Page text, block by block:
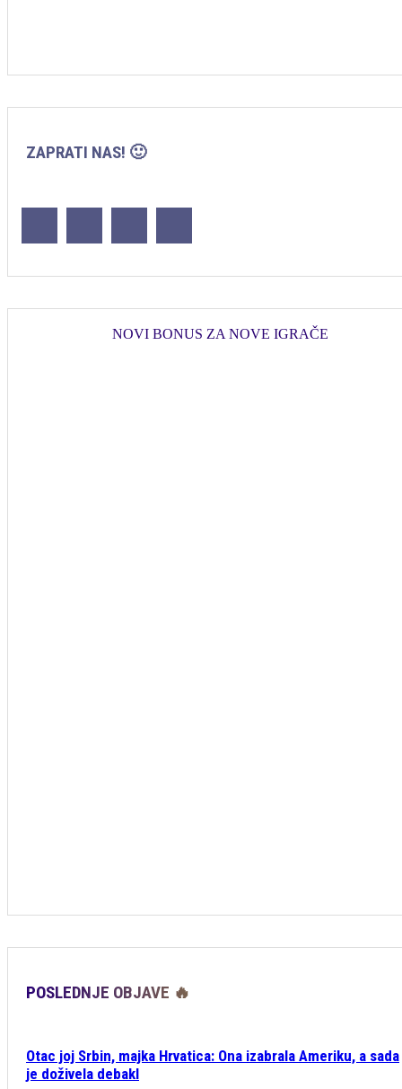
ZAPRATI NAS! 🙂
NOVI BONUS ZA NOVE IGRAČE
POSLEDNJE OBJAVE 🔥
Otac joj Srbin, majka Hrvatica: Ona izabrala Ameriku, a sada
je doživela debakl